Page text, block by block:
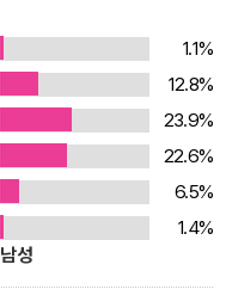
1.1%
12.8%
23.9%
22.6%
6.5%
1.4%
남성